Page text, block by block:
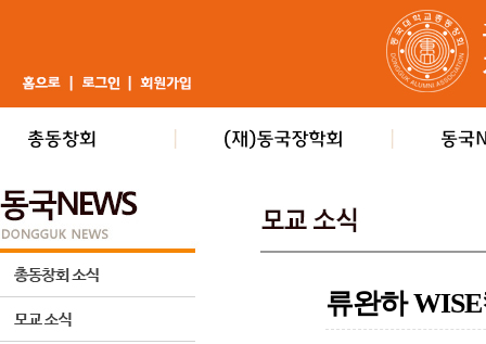
류완하